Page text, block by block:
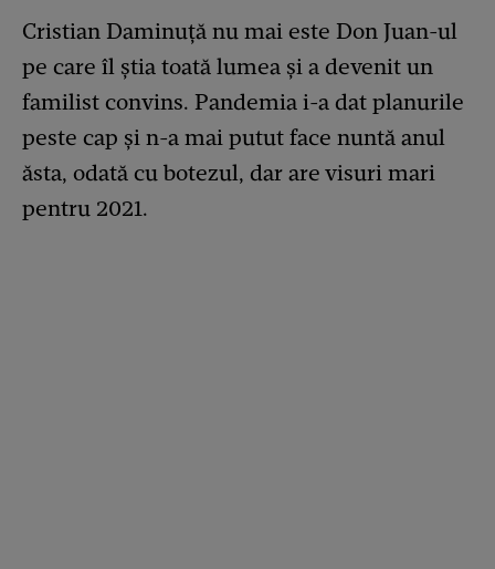
Cristian Daminuţă nu mai este Don Juan-ul
pe care îl ştia toată lumea și a devenit un
familist convins. Pandemia i-a dat planurile
peste cap și n-a mai putut face nuntă anul
ăsta, odată cu botezul, dar are visuri mari
pentru 2021.